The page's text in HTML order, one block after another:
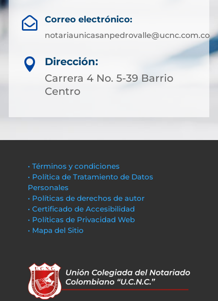
 Correo electrónico:
notariaunicasanpedrovalle@ucnc.com.co

Dirección:
Carrera 4 No. 5-39 Barrio
Centro
• Términos y condiciones
• Política de Tratamiento de Datos
Personales
• Políticas de derechos de autor
• Certificado de Accesibilidad
• Políticas de Privacidad Web
• Mapa del Sitio